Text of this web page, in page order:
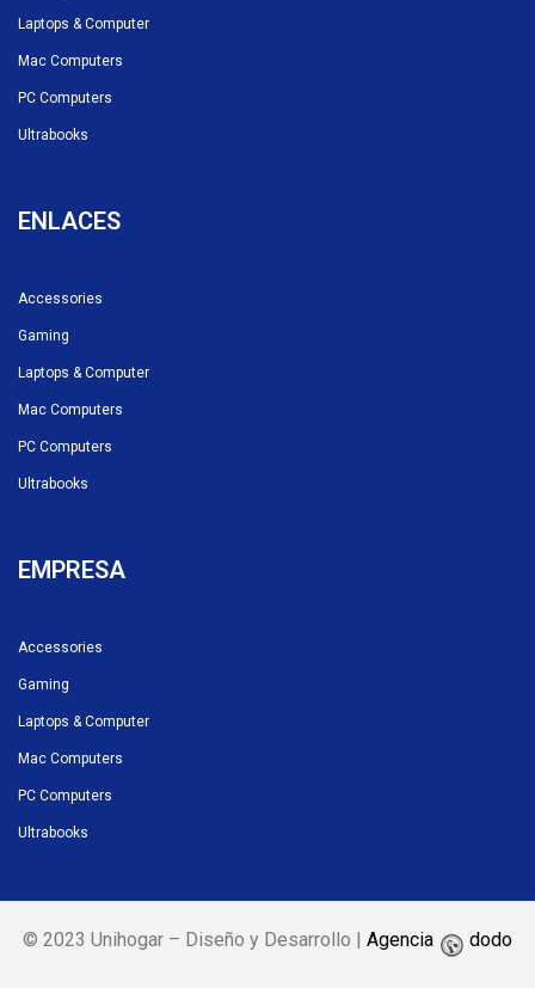
Laptops & Computer
Mac Computers
PC Computers
Ultrabooks
ENLACES
Accessories
Gaming
Laptops & Computer
Mac Computers
PC Computers
Ultrabooks
EMPRESA
Accessories
Gaming
Laptops & Computer
Mac Computers
PC Computers
Ultrabooks
© 2023 Unihogar – Diseño y Desarrollo | Agencia dodo